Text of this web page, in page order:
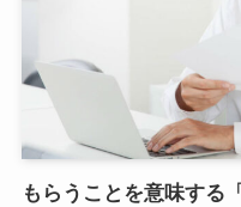
もらうことを意味する